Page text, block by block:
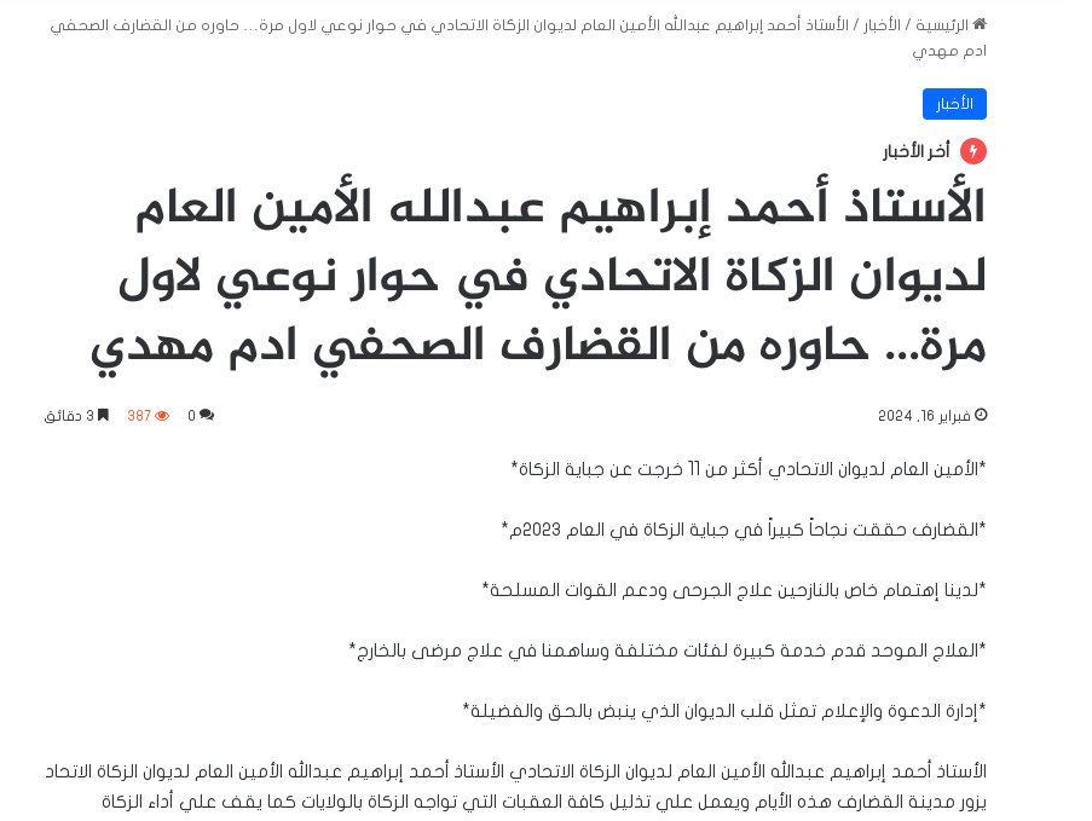
الرئيسية / الأخبار / الأستاذ أحمد إبراهيم عبدالله الأمين العام لديوان الزكاة الاتحادي في حوار نوعي لاول مرة… حاوره من القضارف الصحفي
ادم مهدي
الأخبار
أخر الأخبار
الأستاذ أحمد إبراهيم عبدالله الأمين العام
لديوان الزكاة الاتحادي في حوار نوعي لاول
مرة… حاوره من القضارف الصحفي ادم مهدي
فبراير 16, 2024 0
387
*الأمين العام لديوان الاتحادي أكثر من 11 خرجت عن جباية الزكاة*
*القضارف حققت نجاحاً كبيراً في جباية الزكاة في العام ٢٠٢٣م*
*لدينا إهتمام خاص بالنازحين علاج الجرحى ودعم القوات المسلحة*
*العلاج الموحد قدم خدمة كبيرة لفئات مختلفة وساهمنا في علاج مرضى بالخارج*
*إدارة الدعوة والإعلام تمثل قلب الديوان الذي ينبض بالحق والفضيلة*
الأستاذ أحمد إبراهيم عبدالله الأمين العام لديوان الزكاة الاتحادي الأستاذ أحمد إبراهيم عبدالله الأمين العام لديوان الزكاة الاتحاد
يزور مدينة القضارف هذه الأيام ويعمل علي تذليل كافة العقبات التي تواجه الزكاة بالولايات كما يقف علي أداء الزكاة